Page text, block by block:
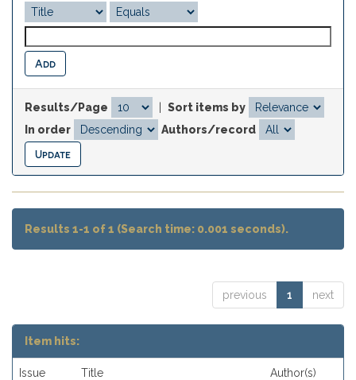
Results/Page
Sort items by
In order
Authors/record
Results 1-1 of 1 (Search time: 0.001 seconds).
previous 1 next
Item hits:
Issue
Title Author(s)